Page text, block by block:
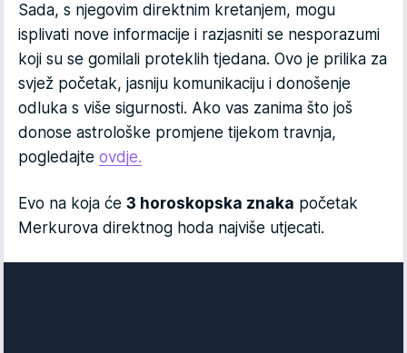
Sada, s njegovim direktnim kretanjem, mogu
isplivati nove informacije i razjasniti se nesporazumi
koji su se gomilali proteklih tjedana. Ovo je prilika za
svjež početak, jasniju komunikaciju i donošenje
odluka s više sigurnosti. Ako vas zanima što još
donose astrološke promjene tijekom travnja,
pogledajte ovdje.
Evo na koja će 3 horoskopska znaka početak
Merkurova direktnog hoda najviše utjecati.